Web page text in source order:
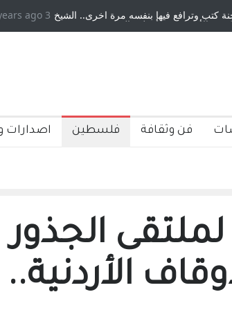
دكريات بغداد ٍ: فيها بنفسه مرة اخرى.. الشيخ
، فأعطوه الجنسية عن يد وهم
صاغرون،
3 years ago
فن وثقافة فلسطين اصدارات
الجذور
الأردنية..